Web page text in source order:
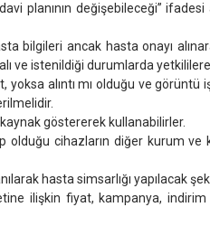
planının değişebileceği”
bilgileri ancak hasta onayı
ve istenildiği durumlarda
yoksa alıntı mı olduğu ve görüntü
göstererek kullanabilirler.
olduğu cihazların diğer kurum
hasta simsarlığı yapılacak
ilişkin fiyat, kampanya,